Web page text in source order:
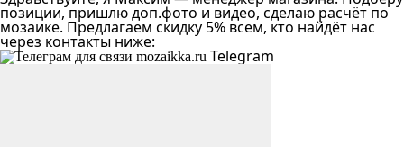
позиции, пришлю доп.фото и видео, сделаю расчёт по
мозаике. Предлагаем скидку 5% всем, кто найдёт нас
через контакты ниже:
Telegram